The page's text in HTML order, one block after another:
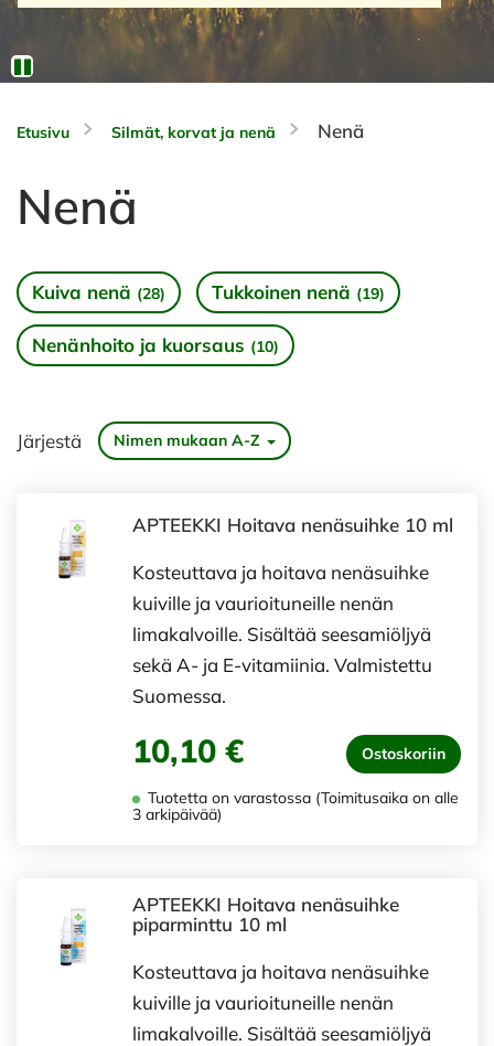
Etusivu Silmät, korvat ja nenä Nenä
Nenä
Kuiva nenä (28) Tukkoinen nenä (19)
Nenänhoito ja kuorsaus (10)
Järjestä Nimen mukaan A-Z
APTEEKKI Hoitava nenäsuihke 10 ml
Kosteuttava ja hoitava nenäsuihke
kuiville ja vaurioituneille nenän
limakalvoille. Sisältää seesamiöljyä
sekä A- ja E-vitamiinia. Valmistettu
Suomessa.
10,10 € Ostoskoriin
Tuotetta on varastossa (Toimitusaika on alle
3 arkipäivää)
APTEEKKI Hoitava nenäsuihke
piparminttu 10 ml
Kosteuttava ja hoitava nenäsuihke
kuiville ja vaurioituneille nenän
limakalvoille. Sisältää seesamiöljyä